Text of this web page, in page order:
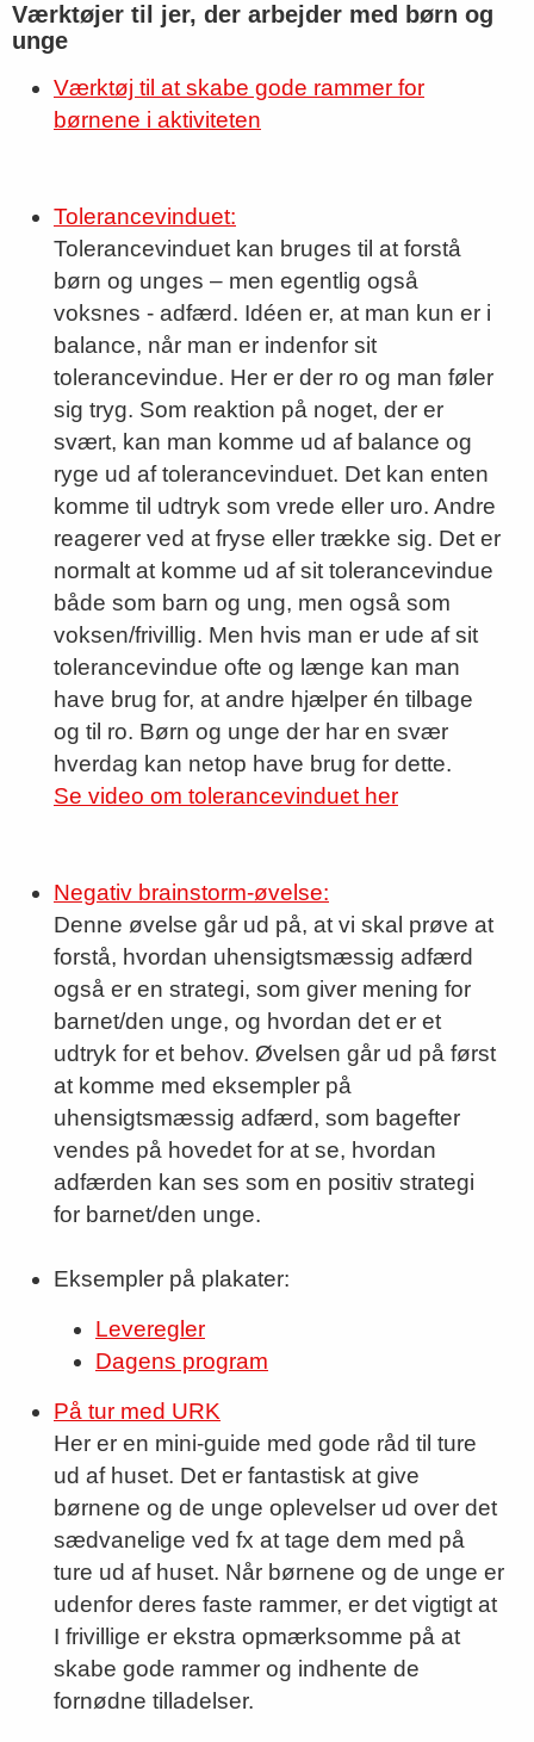
Værktøjer til jer, der arbejder med børn og
unge
Værktøj til at skabe gode rammer for
børnene i aktiviteten
Tolerancevinduet:
Tolerancevinduet kan bruges til at forstå
børn og unges – men egentlig også
voksnes - adfærd. Idéen er, at man kun er i
balance, når man er indenfor sit
tolerancevindue. Her er der ro og man føler
sig tryg. Som reaktion på noget, der er
svært, kan man komme ud af balance og
ryge ud af tolerancevinduet. Det kan enten
komme til udtryk som vrede eller uro. Andre
reagerer ved at fryse eller trække sig. Det er
normalt at komme ud af sit tolerancevindue
både som barn og ung, men også som
voksen/frivillig. Men hvis man er ude af sit
tolerancevindue ofte og længe kan man
have brug for, at andre hjælper én tilbage
og til ro. Børn og unge der har en svær
hverdag kan netop have brug for dette.
Se video om tolerancevinduet her
Negativ brainstorm-øvelse:
Denne øvelse går ud på, at vi skal prøve at
forstå, hvordan uhensigtsmæssig adfærd
også er en strategi, som giver mening for
barnet/den unge, og hvordan det er et
udtryk for et behov. Øvelsen går ud på først
at komme med eksempler på
uhensigtsmæssig adfærd, som bagefter
vendes på hovedet for at se, hvordan
adfærden kan ses som en positiv strategi
for barnet/den unge.
Eksempler på plakater:
Leveregler
Dagens program
På tur med URK
Her er en mini-guide med gode råd til ture
ud af huset. Det er fantastisk at give
børnene og de unge oplevelser ud over det
sædvanelige ved fx at tage dem med på
ture ud af huset. Når børnene og de unge er
udenfor deres faste rammer, er det vigtigt at
I frivillige er ekstra opmærksomme på at
skabe gode rammer og indhente de
fornødne tilladelser.